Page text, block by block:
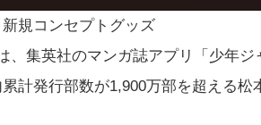
新規コンセプトグッズ
、集英社のマンガ誌アプリ「少年
計発行部数が1,900万部を超える